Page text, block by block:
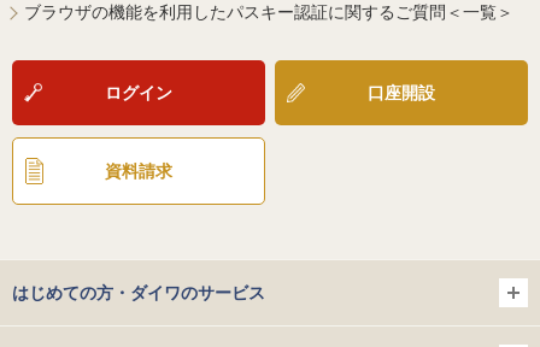
ブラウザの機能を利用したパスキー認証に関するご質問＜一覧＞
ログイン 口座開設
資料請求
はじめての方・ダイワのサービス